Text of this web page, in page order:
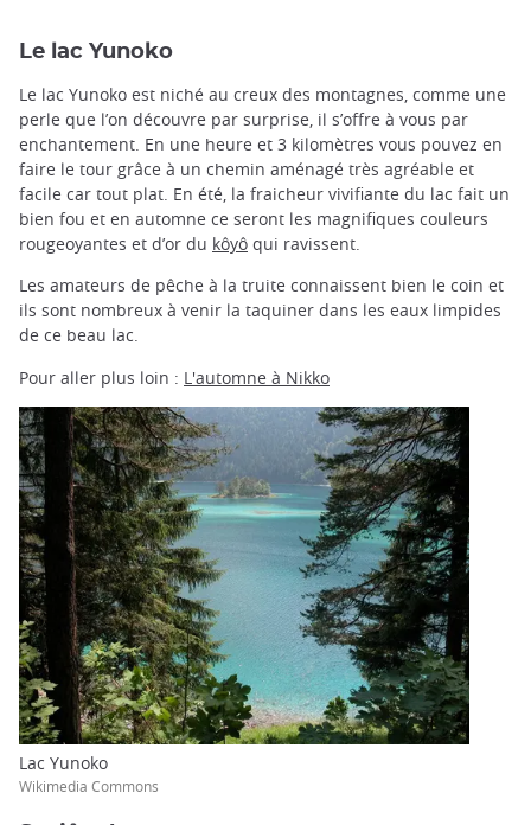
Le lac Yunoko
Le lac Yunoko est niché au creux des montagnes, comme une
perle que l’on découvre par surprise, il s’offre à vous par
enchantement. En une heure et 3 kilomètres vous pouvez en
faire le tour grâce à un chemin aménagé très agréable et
facile car tout plat. En été, la fraicheur vivifiante du lac fait un
bien fou et en automne ce seront les magnifiques couleurs
rougeoyantes et d’or du kôyô qui ravissent.
Les amateurs de pêche à la truite connaissent bien le coin et
ils sont nombreux à venir la taquiner dans les eaux limpides
de ce beau lac.
Pour aller plus loin : L'automne à Nikko
Lac Yunoko
Wikimedia Commons